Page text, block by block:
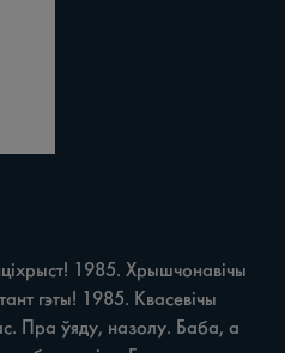
1985. Хрышчонавічы
гэты! 1985. Квасевічы
Пра ўяду, назолу. Баба, а